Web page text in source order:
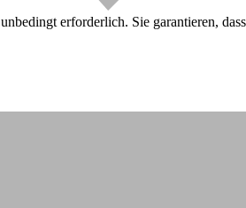
erforderlich. Sie garantieren,